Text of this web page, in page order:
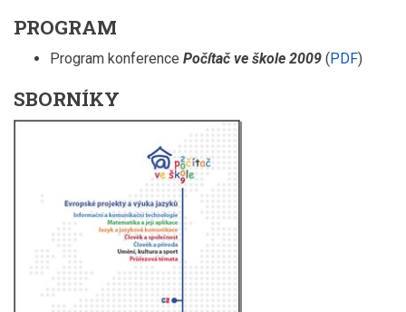
PROGRAM
Program konference Počítač ve škole 2009 (PDF)
SBORNÍKY